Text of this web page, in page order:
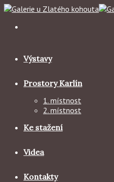
Skip
content
Výstavy
Prostory Karlín
1. místnost
2. místnost
Ke stažení
Videa
Kontakty